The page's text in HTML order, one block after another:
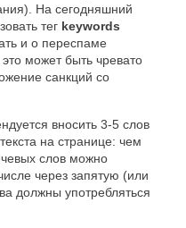
На сегодняшний
тег keywords
и о переспаме
может быть чревато
санкций со
вносить 3-5 слов
на странице: чем
слов можно
через запятую (или
должны употребляться